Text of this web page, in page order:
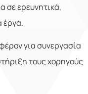
σε ερευνητικά,
έργα.
για συνεργασία
τους χορηγούς